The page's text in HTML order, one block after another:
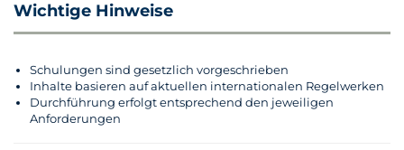
Wichtige Hinweise
Schulungen sind gesetzlich vorgeschrieben
Inhalte basieren auf aktuellen internationalen Regelwerken
Durchführung erfolgt entsprechend den jeweiligen
Anforderungen